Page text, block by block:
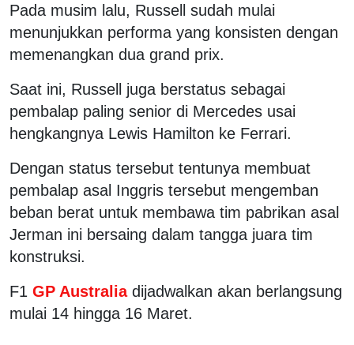
Pada musim lalu, Russell sudah mulai
menunjukkan performa yang konsisten dengan
memenangkan dua grand prix.
Saat ini, Russell juga berstatus sebagai
pembalap paling senior di Mercedes usai
hengkangnya Lewis Hamilton ke Ferrari.
Dengan status tersebut tentunya membuat
pembalap asal Inggris tersebut mengemban
beban berat untuk membawa tim pabrikan asal
Jerman ini bersaing dalam tangga juara tim
konstruksi.
F1 GP Australia dijadwalkan akan berlangsung
mulai 14 hingga 16 Maret.